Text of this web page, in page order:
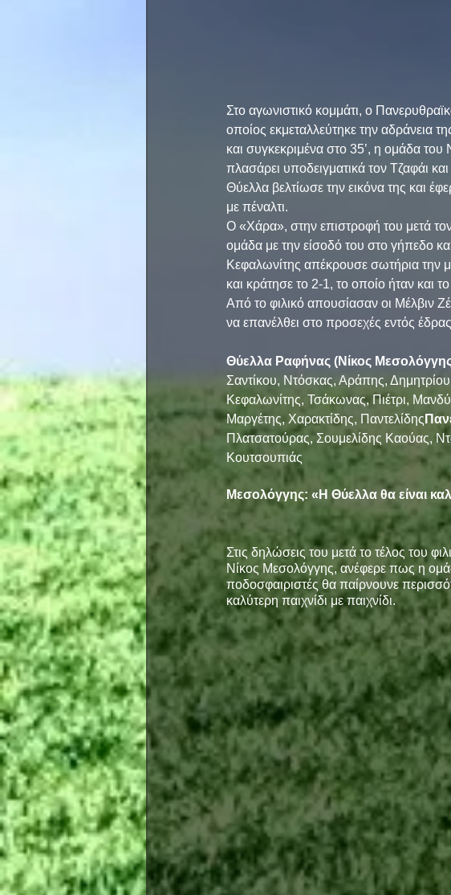
Στο αγωνιστικό κομμάτι, ο
οποίος εκμεταλλεύτηκε την αδράνεια
και συγκεκριμένα στο 35’, η ομάδα
πλασάρει υποδειγματικά τον Τζαφάι
Θύελλα βελτίωσε την εικόνα της και
με πέναλτι.
Ο «Χάρα», στην επιστροφή του μετά
ομάδα με την είσοδό του στο γήπεδο
Κεφαλωνίτης απέκρουσε σωτήρια την
και κράτησε το 2-1, το οποίο ήταν και
Από το φιλικό απουσίασαν οι Μέλβιν
να επανέλθει στο προσεχές εντός
Θύελλα Ραφήνας (Νίκος
Σαντίκου, Ντόσκας, Αράπης,
Κεφαλωνίτης, Τσάκωνας, Πιέτρι,
Μαργέτης, Χαρακτίδης, Παντελίδης
Πλατσατούρας, Σουμελίδης Καούας,
Κουτσουπιάς
Μεσολόγγης: «Η Θύελλα θα είναι
Στις δηλώσεις του μετά το τέλος του
Νίκος Μεσολόγγης, ανέφερε πως η
ποδοσφαιριστές θα παίρνουνε
καλύτερη παιχνίδι με παιχνίδι.